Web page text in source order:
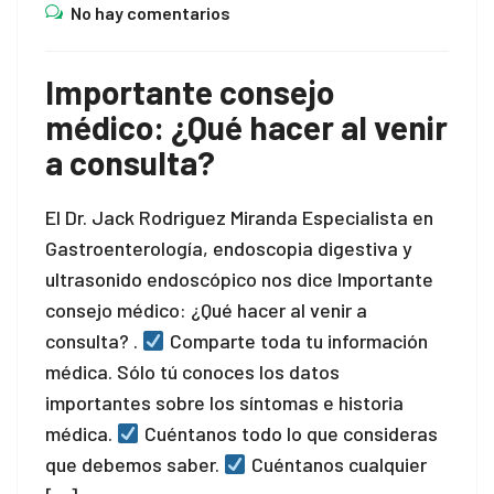
al
al
No hay comentarios
Importante consejo
médico: ¿Qué hacer al venir
a consulta?
El Dr. Jack Rodriguez Miranda Especialista en
Gastroenterología, endoscopia digestiva y
ultrasonido endoscópico nos dice Importante
consejo médico: ¿Qué hacer al venir a
consulta? .
Comparte toda tu información
médica. Sólo tú conoces los datos
importantes sobre los síntomas e historia
médica.
Cuéntanos todo lo que consideras
que debemos saber.
Cuéntanos cualquier